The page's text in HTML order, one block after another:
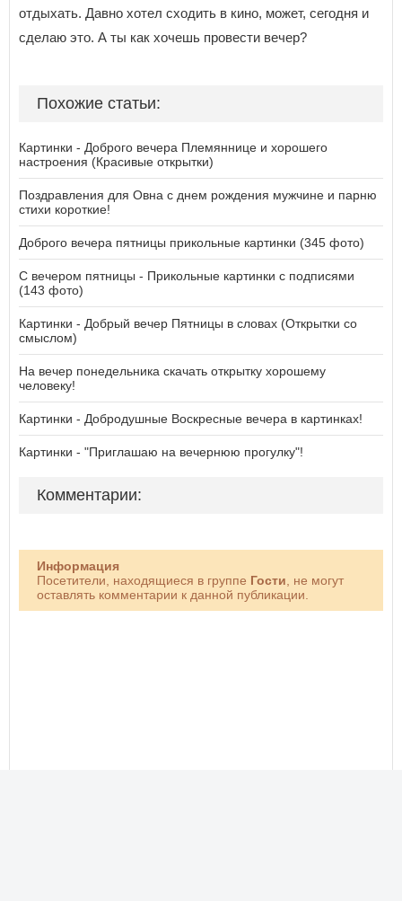
отдыхать. Давно хотел сходить в кино, может, сегодня и
сделаю это. А ты как хочешь провести вечер?
Похожие статьи:
Картинки - Доброго вечера Племяннице и хорошего
настроения (Красивые открытки)
Поздравления для Овна с днем рождения мужчине и парню
стихи короткие!
Доброго вечера пятницы прикольные картинки (345 фото)
С вечером пятницы - Прикольные картинки с подписями
(143 фото)
Картинки - Добрый вечер Пятницы в словах (Открытки со
смыслом)
На вечер понедельника скачать открытку хорошему
человеку!
Картинки - Добродушные Воскресные вечера в картинках!
Картинки - "Приглашаю на вечернюю прогулку"!
Комментарии:
Информация
Посетители, находящиеся в группе Гости , не могут
оставлять комментарии к данной публикации.